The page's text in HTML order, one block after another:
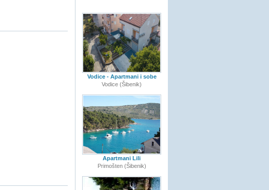
Vodice - Apartmani i sobe
Vodice (Šibenik)
Apartmani Lili
Primošten (Šibenik)